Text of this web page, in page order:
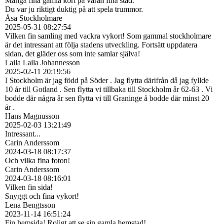
Du var ju riktigt duktig på att spela trummor.
Åsa Stockholmare
2025-05-31 08:27:54
Vilken fin samling med vackra vykort! Som gammal stockholmare
är det intressant att följa stadens utveckling. Fortsätt uppdatera
sidan, det gläder oss som inte samlar själva!
Laila Laila Johannesson
2025-02-11 20:19:56
I Stockholm är jag född på Söder . Jag flytta därifrån då jag fyllde
10 år till Gotland . Sen flytta vi tillbaka till Stockholm år 62-63 . Vi
bodde där några år sen flytta vi till Graninge å bodde där minst 20
år .
Hans Magnusson
2025-02-03 13:21:49
Intressant...
Carin Anderssom
2024-03-18 08:17:37
Och vilka fina foton!
Carin Anderssom
2024-03-18 08:16:01
Vilken fin sida!
Snyggt och fina vykort!
Lena Bengtsson
2023-11-14 16:51:24